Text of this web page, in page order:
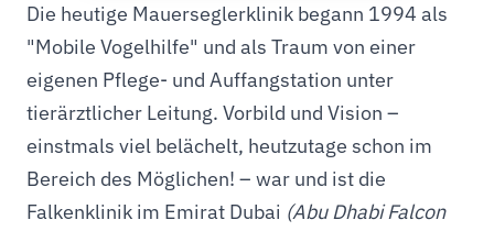
Die heutige Mauerseglerklinik begann 1994 als
"Mobile Vogelhilfe" und als Traum von einer
eigenen Pflege- und Auffangstation unter
tierärztlicher Leitung. Vorbild und Vision –
einstmals viel belächelt, heutzutage schon im
Bereich des Möglichen! – war und ist die
Falkenklinik im Emirat Dubai (Abu Dhabi Falcon